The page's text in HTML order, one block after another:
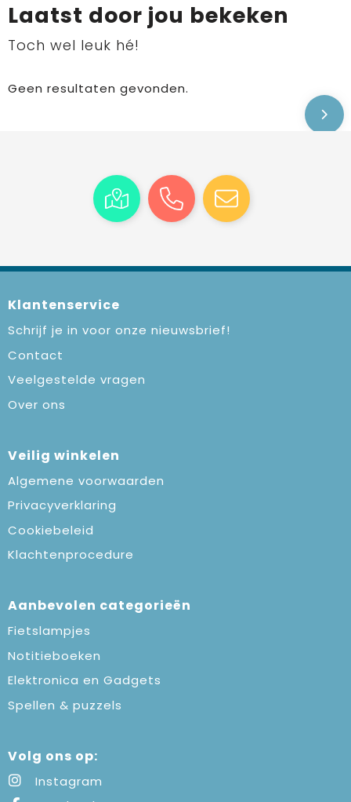
Laatst door jou bekeken
Toch wel leuk hé!
Geen resultaten gevonden.
Klantenservice
Schrijf je in voor onze nieuwsbrief!
Contact
Veelgestelde vragen
Over ons
Veilig winkelen
Algemene voorwaarden
Privacyverklaring
Cookiebeleid
Klachtenprocedure
Aanbevolen categorieën
Fietslampjes
Notitieboeken
Elektronica en Gadgets
Spellen & puzzels
Volg ons op:
Instagram